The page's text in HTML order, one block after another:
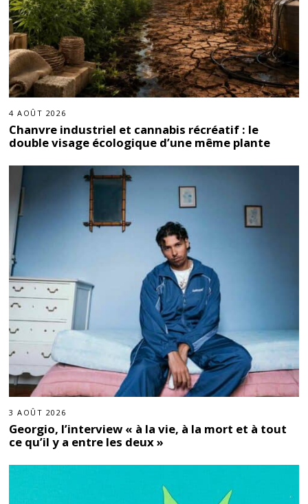
4 AOÛT 2026
Chanvre industriel et cannabis récréatif : le
double visage écologique d’une même plante
3 AOÛT 2026
Georgio, l’interview « à la vie, à la mort et à tout
ce qu’il y a entre les deux »